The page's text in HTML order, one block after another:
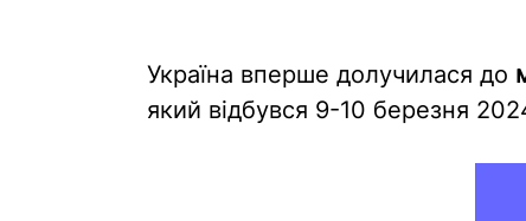
Україна вперше долучилася до
який відбувся 9-10 березня